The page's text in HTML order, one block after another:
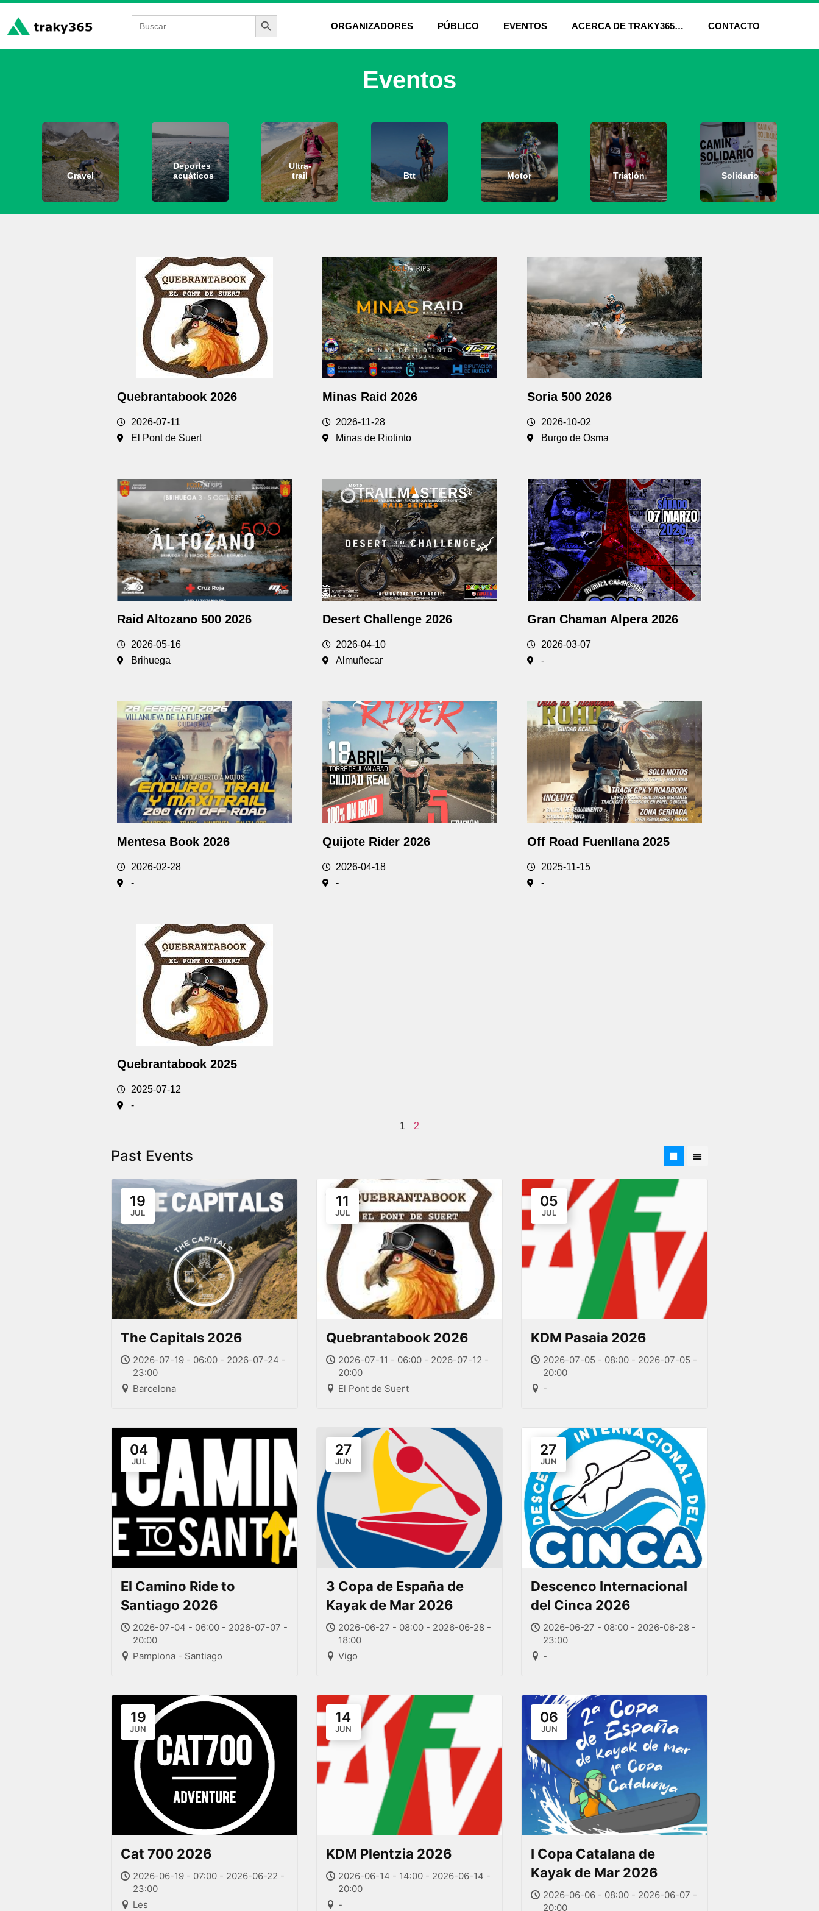
Buscar: Botón de búsqueda
ORGANIZADORES PÚBLICO EVENTOS ACERCA DE TRAKY365… CONTACTO
Eventos
Gravel
Deportes
acuáticos
Ultra-
trail
Btt Motor Triatlón Solidario
Quebrantabook 2026
2026-07-11
El Pont de Suert
Minas Raid 2026
2026-11-28
Minas de Riotinto
Soria 500 2026
2026-10-02
Burgo de Osma
Raid Altozano 500 2026
2026-05-16
Brihuega
Desert Challenge 2026
2026-04-10
Almuñecar
Gran Chaman Alpera 2026
2026-03-07
-
Mentesa Book 2026
2026-02-28
-
Quijote Rider 2026
2026-04-18
-
Off Road Fuenllana 2025
2025-11-15
-
Quebrantabook 2025
2025-07-12
-
1
2
Past Events
19
JUL
The Capitals 2026
2026-07-19 - 06:00 - 2026-07-24 -
23:00
Barcelona
11
JUL
Quebrantabook 2026
2026-07-11 - 06:00 - 2026-07-12 -
20:00
El Pont de Suert
05
JUL
KDM Pasaia 2026
2026-07-05 - 08:00 - 2026-07-05 -
20:00
-
04
JUL
El Camino Ride to
Santiago 2026
2026-07-04 - 06:00 - 2026-07-07 -
20:00
Pamplona - Santiago
27
JUN
3 Copa de España de
Kayak de Mar 2026
2026-06-27 - 08:00 - 2026-06-28 -
18:00
Vigo
27
JUN
Descenco Internacional
del Cinca 2026
2026-06-27 - 08:00 - 2026-06-28 -
23:00
-
19
JUN
Cat 700 2026
2026-06-19 - 07:00 - 2026-06-22 -
23:00
Les
14
JUN
KDM Plentzia 2026
2026-06-14 - 14:00 - 2026-06-14 -
20:00
-
06
JUN
I Copa Catalana de
Kayak de Mar 2026
2026-06-06 - 08:00 - 2026-06-07 -
20:00